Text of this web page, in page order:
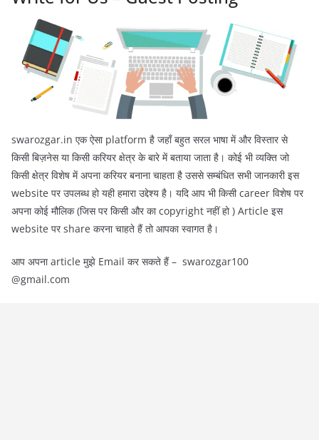
swarozgar.in एक ऐसा platform है जहाँ बहुत सरल भाषा में और विस्तार से
किसी बिज़नेस या किसी करियर क्षेत्र के बारे में बताया जाता है। कोई भी व्यक्ति जो
किसी क्षेत्र विशेष में अपना करियर बनाना चाहता है उससे सम्बंधित सभी जानकारी इस
website पर उपलब्ध हो यही हमारा उद्देश्य है। यदि आप भी किसी career विशेष पर
अपना कोई मौलिक (जिस पर किसी और का copyright नहीं हो ) Article इस
website पर share करना चाहते हैं तो आपका स्वागत है।
आप अपना article मुझे Email कर सकते हैं – swarozgar100
@gmail.com